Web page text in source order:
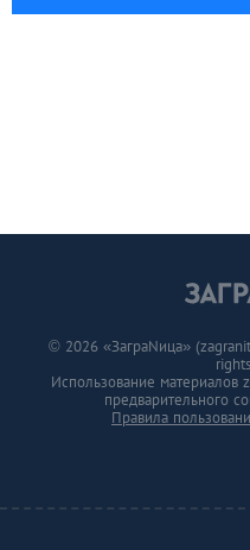
© 2026 «ЗаграNица»
Использование материалов
предварительного
Правила